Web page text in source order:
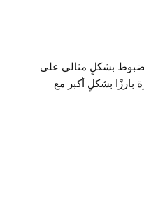
بشكلٍ مثالي على
بارزًا بشكلٍ أكبر مع